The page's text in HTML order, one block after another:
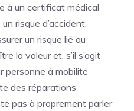
à un certificat médical
risque d’accident.
un risque lié au
la valeur et, s’il s’agit
personne à mobilité
des réparations
pas à proprement parler